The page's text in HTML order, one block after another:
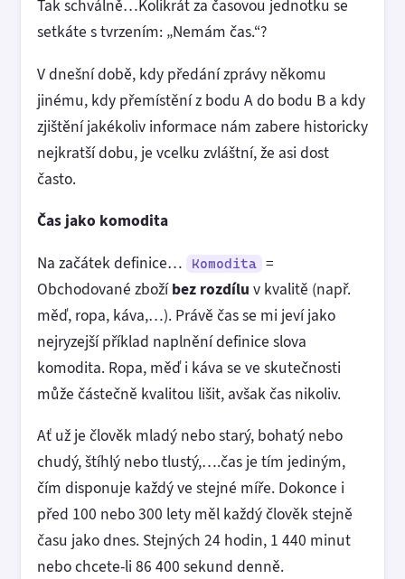
Tak schválně…Kolikrát za časovou jednotku se
setkáte s tvrzením: „Nemám čas.“?
V dnešní době, kdy předání zprávy někomu
jinému, kdy přemístění z bodu A do bodu B a kdy
zjištění jakékoliv informace nám zabere historicky
nejkratší dobu, je vcelku zvláštní, že asi dost
často.
Čas jako komodita
Na začátek definice…
Komodita =
Obchodované zbožíbez rozdílu v kvalitě (např.
měď, ropa, káva,…). Právě čas se mi jeví jako
nejryzejší příklad naplnění definice slova
komodita. Ropa, měď i káva se ve skutečnosti
může částečně kvalitou lišit, avšak čas nikoliv.
Ať už je člověk mladý nebo starý, bohatý nebo
chudý, štíhlý nebo tlustý,….čas je tím jediným,
čím disponuje každý ve stejné míře. Dokonce i
před 100 nebo 300 lety měl každý člověk stejně
času jako dnes. Stejných 24 hodin, 1 440 minut
nebo chcete-li 86 400 sekund denně.